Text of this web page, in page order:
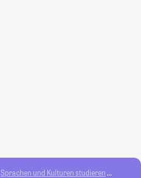
Sprachen und Kulturen studieren